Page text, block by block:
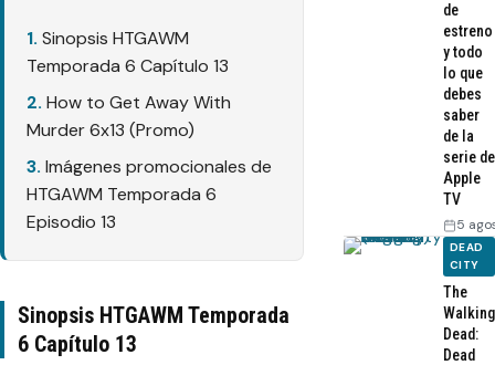
Sinopsis HTGAWM
Temporada 6 Capítulo 13
How to Get Away With
Murder 6x13 (Promo)
Imágenes promocionales de
HTGAWM Temporada 6
Episodio 13
Sinopsis HTGAWM Temporada
6 Capítulo 13
de
estreno
y todo
lo que
debes
saber
de la
serie de
Apple
TV
5
DEAD
CITY
The
Walking
Dead:
Dead